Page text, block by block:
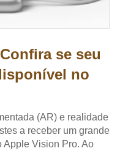
se seu
no
(AR) e realidade
a receber um grande
Apple Vision Pro. Ao